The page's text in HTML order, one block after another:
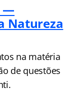
—
Natureza
na matéria
de questões